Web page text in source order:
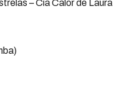
– Cia Calor de Laura